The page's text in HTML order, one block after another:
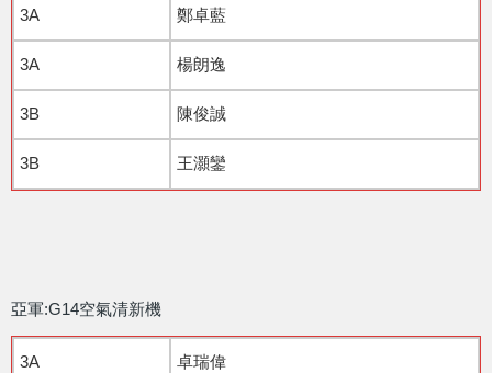
3A 鄭卓藍
3A 楊朗逸
3B 陳俊誠
3B 王灝鑾
亞軍:G14空氣清新機
3A 卓瑞偉